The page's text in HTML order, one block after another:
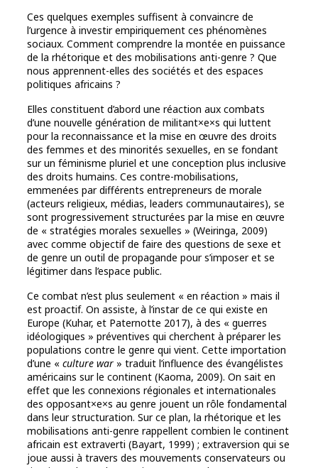
Ces quelques exemples suffisent à convaincre de
l’urgence à investir empiriquement ces phénomènes
sociaux. Comment comprendre la montée en puissance
de la rhétorique et des mobilisations anti-genre ? Que
nous apprennent-elles des sociétés et des espaces
politiques africains ?
Elles constituent d’abord une réaction aux combats
d’une nouvelle génération de militant×e×s qui luttent
pour la reconnaissance et la mise en œuvre des droits
des femmes et des minorités sexuelles, en se fondant
sur un féminisme pluriel et une conception plus inclusive
des droits humains. Ces contre-mobilisations,
emmenées par différents entrepreneurs de morale
(acteurs religieux, médias, leaders communautaires), se
sont progressivement structurées par la mise en œuvre
de « stratégies morales sexuelles » (Weiringa, 2009)
avec comme objectif de faire des questions de sexe et
de genre un outil de propagande pour s’imposer et se
légitimer dans l’espace public.
Ce combat n’est plus seulement « en réaction » mais il
est proactif. On assiste, à l’instar de ce qui existe en
Europe (Kuhar, et Paternotte 2017), à des « guerres
idéologiques » préventives qui cherchent à préparer les
populations contre le genre qui vient. Cette importation
d’une « culture war » traduit l’influence des évangélistes
américains sur le continent (Kaoma, 2009). On sait en
effet que les connexions régionales et internationales
des opposant×e×s au genre jouent un rôle fondamental
dans leur structuration. Sur ce plan, la rhétorique et les
mobilisations anti-genre rappellent combien le continent
africain est extraverti (Bayart, 1999) ; extraversion qui se
joue aussi à travers des mouvements conservateurs ou